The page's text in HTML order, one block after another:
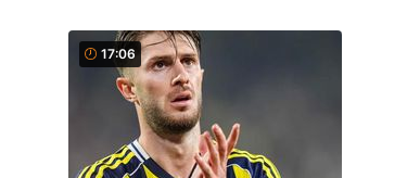
17:06